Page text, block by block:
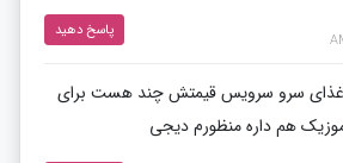
پاسخ دهید
غذای سرو سرویس قیمتش چند هست برای